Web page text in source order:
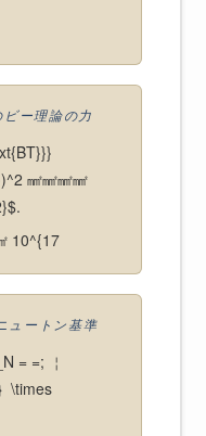
ー理論の力
㎟㎟㎟㎟
10^{17
ュートン基準
= =; ￤
\times